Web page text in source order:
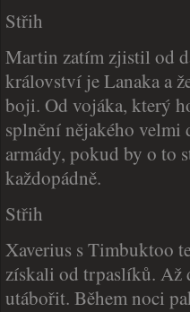
Střih
Martin zatím zjistil od
království je Lanaka a
boji. Od vojáka, který
splnění nějakého
armády, pokud by o to
každopádně.
Střih
Xaverius s Timbuktoo
získali od trpaslíků. Až
utábořit. Během noci